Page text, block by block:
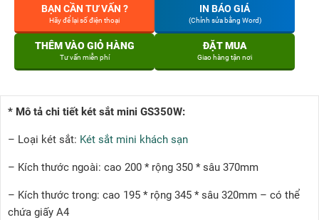
BẠN CẦN TƯ VẤN ?
Hãy để lại số điện thoại
IN BÁO GIÁ
(Chỉnh sửa bằng Word)
THÊM VÀO GIỎ HÀNG
Tư vấn miễn phí
ĐẶT MUA
Giao hàng tận nơi
* Mô tả chi tiết két sắt mini GS350W:
– Loại két sắt: Két sắt mini khách sạn
– Kích thước ngoài: cao 200 * rộng 350 * sâu 370mm
– Kích thước trong: cao 195 * rộng 345 * sâu 320mm – có thể
chứa giấy A4